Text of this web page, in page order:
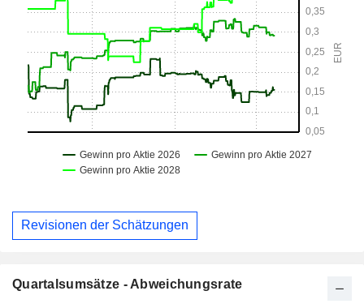
Revisionen der Schätzungen
Quartalsumsätze - Abweichungsrate